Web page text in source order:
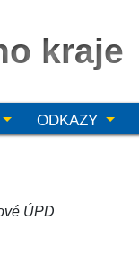
kraje
ODKAZY
ÚPD